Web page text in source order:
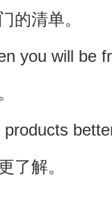
的清单。
you will be
了解。